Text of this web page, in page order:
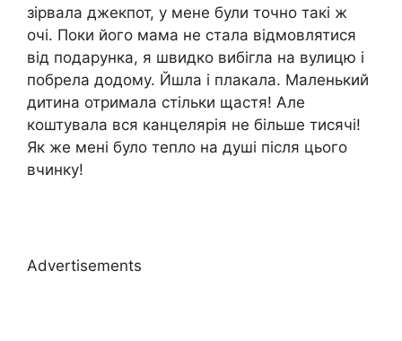
зірвала джекпот, у мене були точно такі ж
очі. Поки його мама не стала відмовлятися
від подарунка, я швидко вибігла на вулицю і
побрела додому. Йшла і плакала. Маленький
дитина отримала стільки щастя! Але
коштувала вся канцелярія не більше тисячі!
Як же мені було тепло на душі після цього
вчинку!
Advertisements